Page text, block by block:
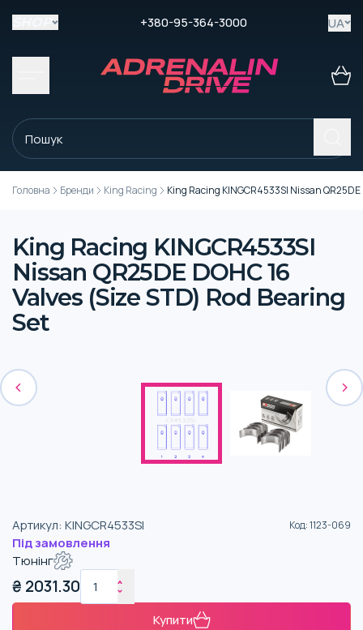
+380-95-364-3000 UA
Головна Бренди King Racing King Racing KINGCR4533SI Nissan
King Racing KINGCR4533SI
Nissan QR25DE DOHC 16
Valves (Size STD) Rod Bearing
Set
Артикул: KINGCR4533SI Код:1123-069
Під замовлення
Тюнінг
₴ 2031.30
Купити